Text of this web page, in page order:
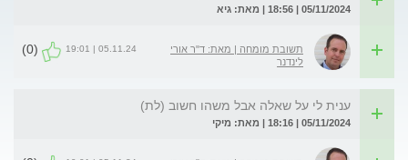
05/11/2024 | 18:56 | מאת: גיא
תשובת מומחה | מאת: ד"ר אורי
לינדנר
05.11.24 | 19:01
(0)
ענית לי על שאלה אבל משהו חשוב (לת)
05/11/2024 | 18:16 | מאת: מיקי